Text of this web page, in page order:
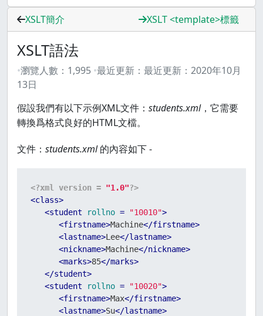
XSLT簡介 XSLT <template>標籤
XSLT語法
瀏覽人數： 1,995 最近更新： 最近更新： 2020年10月
13日
假設我們有以下示例XML文件： students.xml，它需要
轉換爲格式良好的HTML文檔。
文件： students.xml的內容如下 -
<?xml version = "1.0"?>
<class>
<student rollno = "10010">
<firstname>Machine</firstname>
<lastname>Lee</lastname>
<nickname>Machine</nickname>
<marks>85</marks>
</student>
<student rollno = "10020">
<firstname>Max</firstname>
<lastname>Su</lastname>